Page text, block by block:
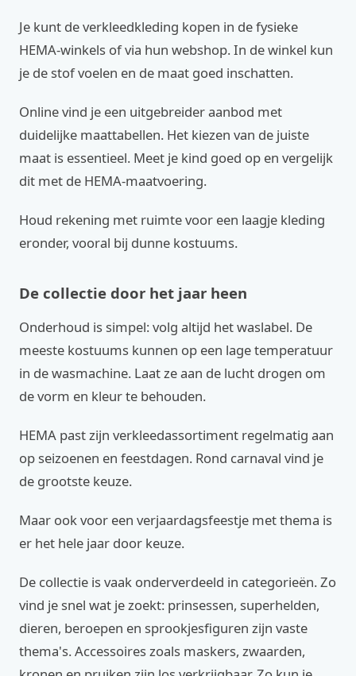
Je kunt de verkleedkleding kopen in de fysieke
HEMA-winkels of via hun webshop. In de winkel kun
je de stof voelen en de maat goed inschatten.
Online vind je een uitgebreider aanbod met
duidelijke maattabellen. Het kiezen van de juiste
maat is essentieel. Meet je kind goed op en vergelijk
dit met de HEMA-maatvoering.
Houd rekening met ruimte voor een laagje kleding
eronder, vooral bij dunne kostuums.
De collectie door het jaar heen
Onderhoud is simpel: volg altijd het waslabel. De
meeste kostuums kunnen op een lage temperatuur
in de wasmachine. Laat ze aan de lucht drogen om
de vorm en kleur te behouden.
HEMA past zijn verkleedassortiment regelmatig aan
op seizoenen en feestdagen. Rond carnaval vind je
de grootste keuze.
Maar ook voor een verjaardagsfeestje met thema is
er het hele jaar door keuze.
De collectie is vaak onderverdeeld in categorieën. Zo
vind je snel wat je zoekt: prinsessen, superhelden,
dieren, beroepen en sprookjesfiguren zijn vaste
thema's. Accessoires zoals maskers, zwaarden,